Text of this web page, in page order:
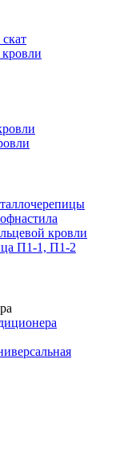
кровли
П1-1, П1-2